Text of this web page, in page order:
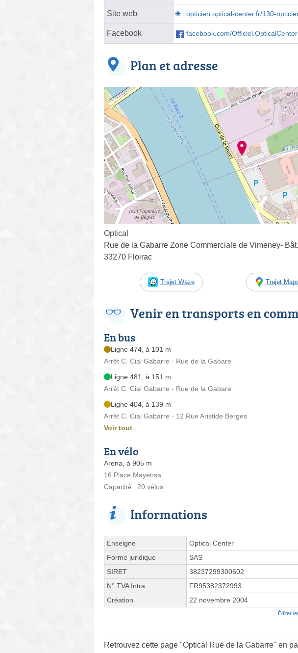
Site web opticien.optical-center.fr/130-
Facebook facebook.com/Officiel.OpticalCenter
Plan et adresse
Optical
Rue de la Gabarre Zone Commerciale de Vimeney-
33270 Floirac
Trajet Waze Trajet
Venir en transports en
En bus
Ligne 474, à 101 m
Arrêt C. Cial Gabarre - Rue de la Gabare
Ligne 481, à 151 m
Arrêt C. Cial Gabarre - Rue de la Gabare
Ligne 404, à 139 m
Arrêt C. Cial Gabarre - 12 Rue Aristide Berges
Voir tout
En vélo
Arena, à 905 m
16 Place Mayensa
Capacité : 20 vélos
Informations
Enseigne
Optical Center
Forme juridique
SAS
SIRET
38237299300602
N° TVA Intra.
FR95382372993
Création
22 novembre 2004
Éditer
Retrouvez cette page "Optical Rue de la Gabarre" en